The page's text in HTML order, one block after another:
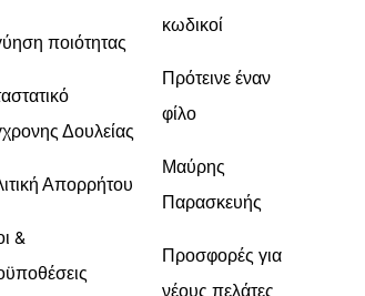
ποιότητας
Δουλείας
Απορρήτου
&
κωδικοί
Πρότεινε έναν
φίλο
Μαύρης
Παρασκευής
Προσφορές για
νέους πελάτες